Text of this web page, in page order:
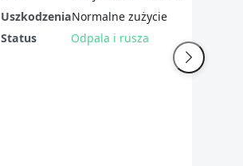
UszkodzeniaNormalne zużycie
Status
Odpala i rusza